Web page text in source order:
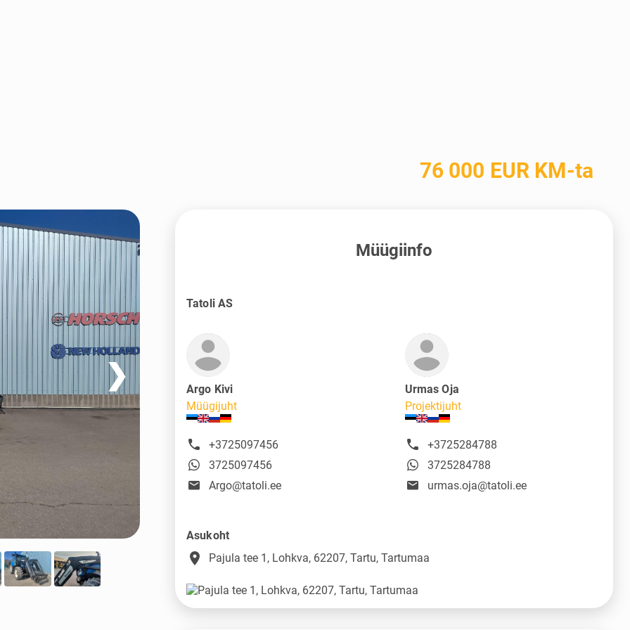
76 000 EUR KM-ta
❯
Müügiinfo
Tatoli AS
Argo Kivi
Müügijuht
+3725097456
3725097456
Argo@tatoli.ee
Urmas Oja
Projektijuht
+3725284788
3725284788
urmas.oja@tatoli.ee
Asukoht
place Pajula tee 1, Lohkva, 62207, Tartu, Tartumaa